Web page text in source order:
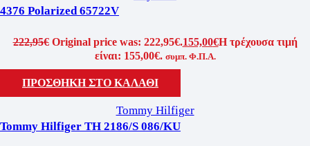
4376 Polarized 65722V
222,95€ Original price was: 222,95€.155,00€Η τρέχουσα τιμή
είναι: 155,00€. συμπ. Φ.Π.Α.
ΠΡΟΣΘΗΚΗ ΣΤΟ ΚΑΛΑΘΙ
Tommy Hilfiger
Tommy Hilfiger TH 2186/S 086/KU